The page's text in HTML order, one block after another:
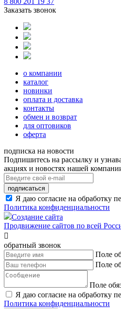
Заказать звонок
о компании
каталог
новинки
оплата и доставка
контакты
обмен и возврат
для оптовиков
оферта
подписка на новости
Подпишитесь на рассылку и
акциях и новостях нашей
подписаться
Я даю согласие на обработку
Политика конфиденциальности
Создание сайта
Продвижение сайтов по всей

обратный звонок
Поле
Поле
Поле
Я даю согласие на обработку
Политика конфиденциальности